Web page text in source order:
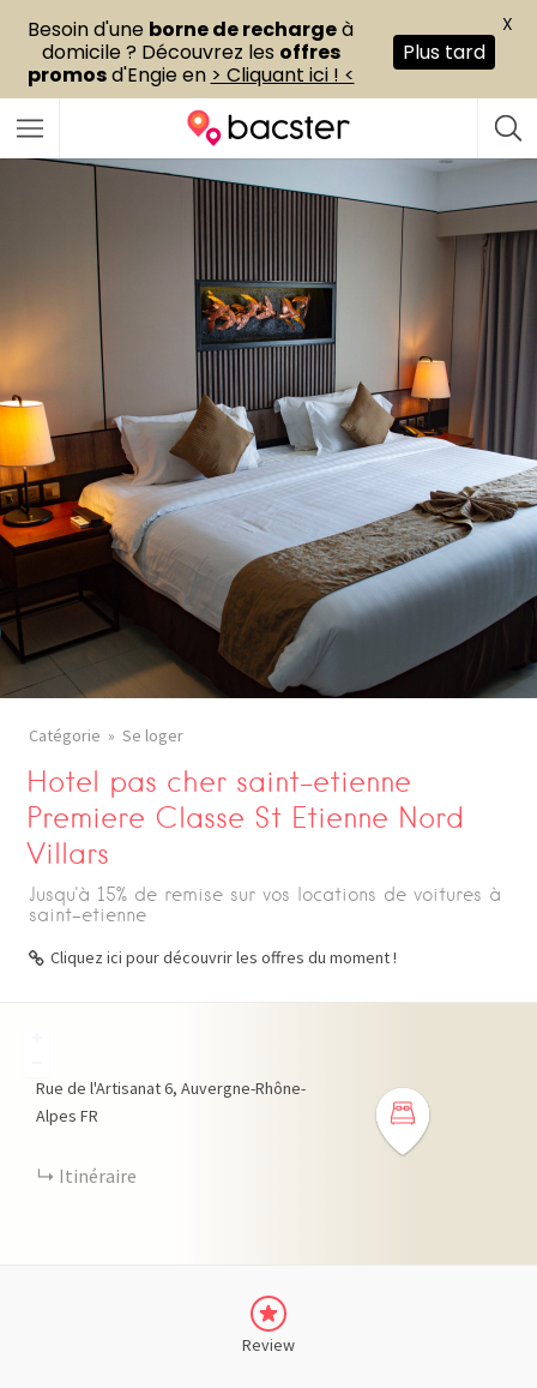
Catégorie Se loger
Hotel pas cher saint-etienne
Premiere Classe St Etienne Nord
Villars
Jusqu'à 15% de remise sur vos locations de voitures à
saint-etienne
Cliquez ici pour découvrir les offres du moment !
Rue de l'Artisanat6 Auvergne-Rhône-
Alpes FR
Itinéraire
Review
Besoin d'une borne de rechargeà
domicile ? Découvrez les offres
promosd'Engie en > Cliquant ici ! <
Plus tard
X